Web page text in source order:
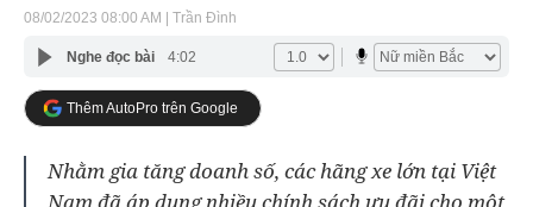
08/02/2023 08:00 AM | Trần Đình
Nghe đọc bài 4:02
Thêm AutoPro trên Google
Nhằm gia tăng doanh số, các hãng xe lớn tại Việt